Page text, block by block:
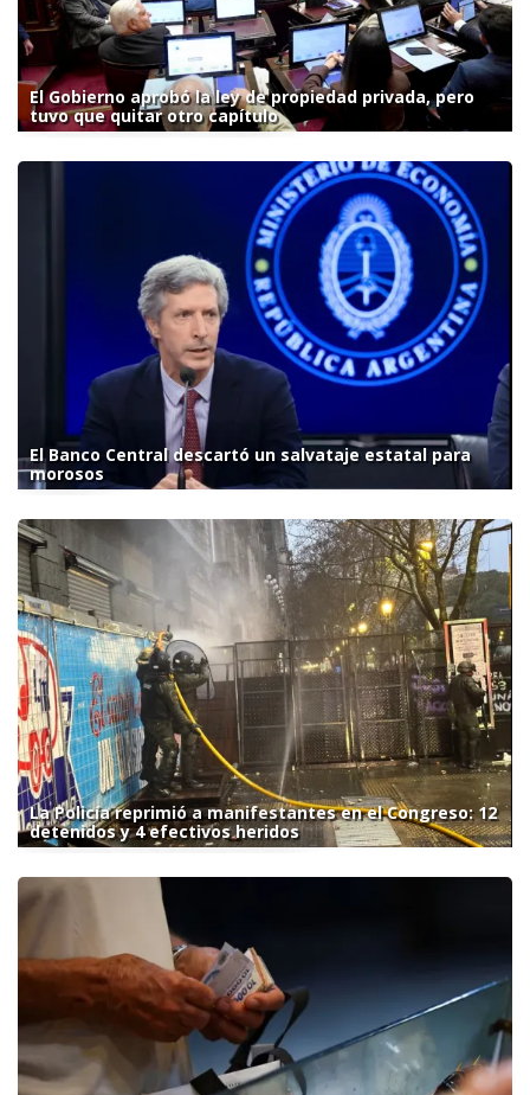
El Gobierno aprobó la ley de propiedad privada, pero
tuvo que quitar otro capítulo
El Banco Central descartó un salvataje estatal para
morosos
La Policía reprimió a manifestantes en el Congreso: 12
detenidos y 4 efectivos heridos